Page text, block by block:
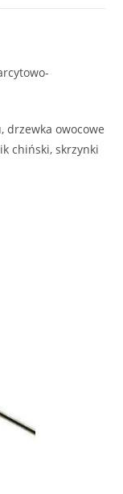
drzewka owocowe
chiński, skrzynki